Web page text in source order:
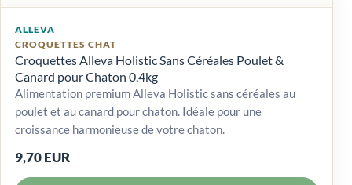
ALLEVA
CROQUETTES CHAT
Croquettes Alleva Holistic Sans Céréales Poulet &
Canard pour Chaton 0,4kg
Alimentation premium Alleva Holistic sans céréales au
poulet et au canard pour chaton. Idéale pour une
croissance harmonieuse de votre chaton.
9,70 EUR